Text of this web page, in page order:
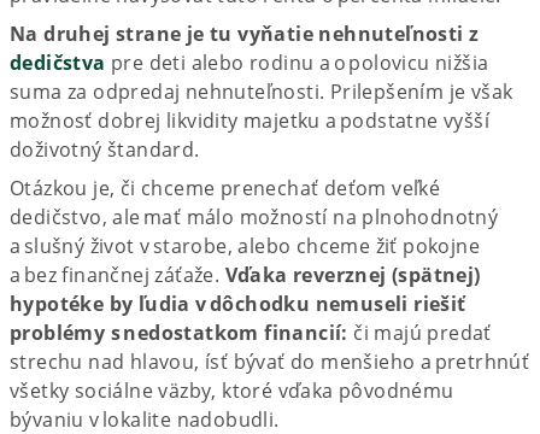
Na druhej strane je tu vyňatie nehnuteľnosti z
dedičstva pre deti alebo rodinu a o polovicu nižšia
suma za odpredaj nehnuteľnosti. Prilepšením je však
možnosť dobrej likvidity majetku a podstatne vyšší
doživotný štandard.
Otázkou je, či chceme prenechať deťom veľké
dedičstvo, ale mať málo možností na plnohodnotný
a slušný život v starobe, alebo chceme žiť pokojne
a bez finančnej záťaže. Vďaka reverznej (spätnej)
hypotéke by ľudia v dôchodku nemuseli riešiť
problémy s nedostatkom financií: či majú predať
strechu nad hlavou, ísť bývať do menšieho a pretrhnúť
všetky sociálne väzby, ktoré vďaka pôvodnému
bývaniu v lokalite nadobudli.